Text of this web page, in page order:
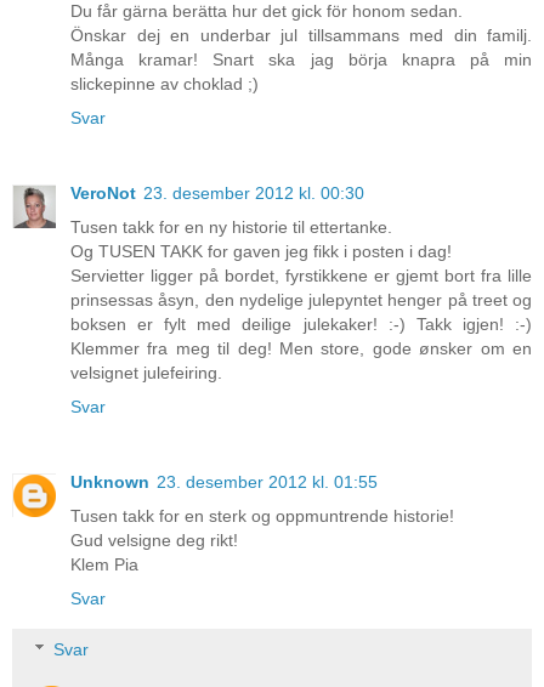
Du får gärna berätta hur det gick för honom sedan.
Önskar dej en underbar jul tillsammans med din familj.
Många kramar! Snart ska jag börja knapra på min
slickepinne av choklad ;)
Svar
VeroNot 23. desember 2012 kl. 00:30
Tusen takk for en ny historie til ettertanke.
Og TUSEN TAKK for gaven jeg fikk i posten i dag!
Servietter ligger på bordet, fyrstikkene er gjemt bort fra lille
prinsessas åsyn, den nydelige julepyntet henger på treet og
boksen er fylt med deilige julekaker! :-) Takk igjen! :-)
Klemmer fra meg til deg! Men store, gode ønsker om en
velsignet julefeiring.
Svar
Unknown 23. desember 2012 kl. 01:55
Tusen takk for en sterk og oppmuntrende historie!
Gud velsigne deg rikt!
Klem Pia
Svar
Svar